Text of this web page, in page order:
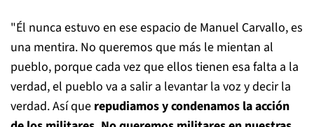
"Él nunca estuvo en ese espacio de Manuel Carvallo, es
una mentira. No queremos que más le mientan al
pueblo, porque cada vez que ellos tienen esa falta a la
verdad, el pueblo va a salir a levantar la voz y decir la
verdad. Así que repudiamos y condenamos la acción